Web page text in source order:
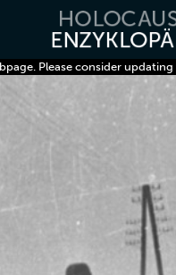
Please consider